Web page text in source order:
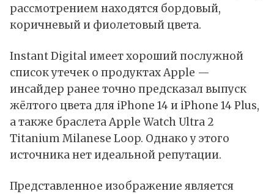
рассмотрением находятся бордовый,
коричневый и фиолетовый цвета.
Instant Digital имеет хороший послужной
список утечек о продуктах Apple —
инсайдер ранее точно предсказал выпуск
жёлтого цвета для iPhone 14 и iPhone 14 Plus,
а также браслета Apple Watch Ultra 2
Titanium Milanese Loop. Однако у этого
источника нет идеальной репутации.
Представленное изображение является